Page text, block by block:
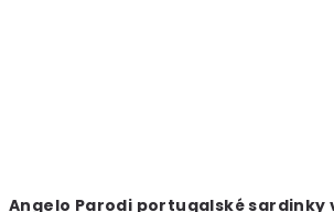
Angelo Parodi portugalské sardinky